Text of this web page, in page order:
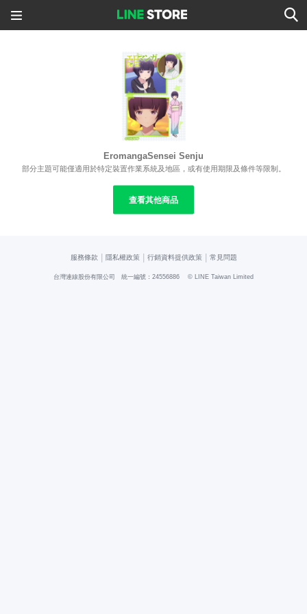
EromangaSensei Senju
部分主題可能僅適用於特定裝置作業系統及地區，或有使用期限及條件等限制。
查看其他商品
服務條款 隱私權政策 行銷資料提供政策 常見問題
台灣連線股份有限公司 統一編號：24556886 © LINE Taiwan Limited